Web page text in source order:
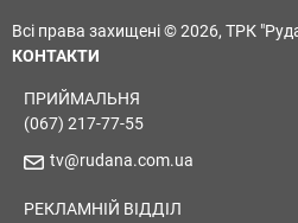
Всі права захищені © 2026, ТРК
КОНТАКТИ
ПРИЙМАЛЬНЯ
(067) 217-77-55
tv@rudana.com.ua
РЕКЛАМНІЙ ВІДДІЛ